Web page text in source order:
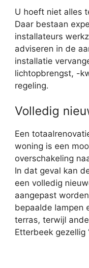
U hoeft niet alles
Daar bestaan
installateurs
adviseren in de
installatie
lichtopbrengst, -
regeling.
Volledig
Een
woning is een
overschakeling
In dat geval kan
een volledig
aangepast
bepaalde lampen
terras, terwijl
Etterbeek gezellig